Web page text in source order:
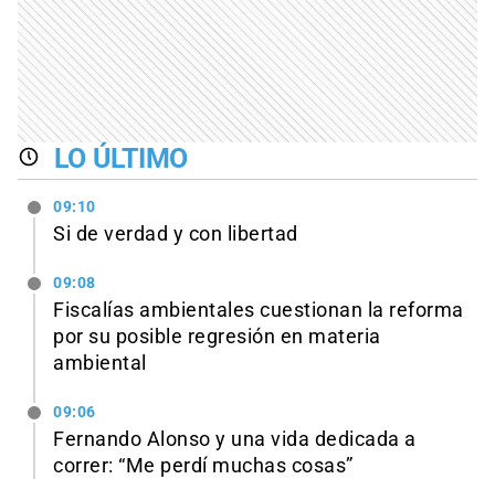
LO ÚLTIMO
09:10
Si de verdad y con libertad
09:08
Fiscalías ambientales cuestionan la reforma
por su posible regresión en materia
ambiental
09:06
Fernando Alonso y una vida dedicada a
correr: “Me perdí muchas cosas”